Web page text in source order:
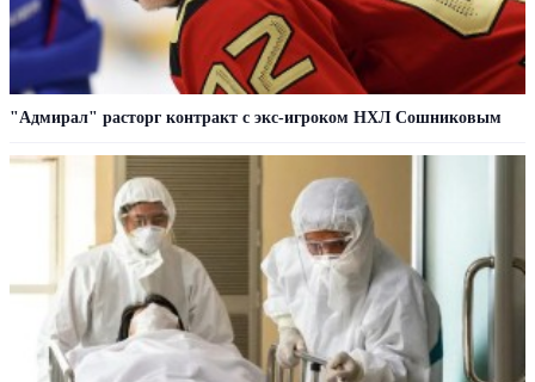
"Адмирал" расторг контракт с экс-игроком НХЛ Сошниковым